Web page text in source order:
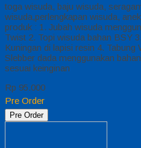
toga wisuda, baju wisuda,
wisuda,perlengkapan wisuda,
produk : 1. Jubah wisuda
Twist 2. Topi wisuda bahan BSY
Kuningan di lapisi resin 4. Tabung
Slebber dada menggunakan
sesuai keinginan
Rp 95.000
Pre Order
Pre Order